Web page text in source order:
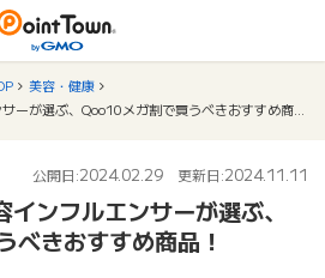
美容・健康
公開日:2024.02.29 更新日:2024.11.11
ンフルエンサーが選ぶ、
きおすすめ商品！